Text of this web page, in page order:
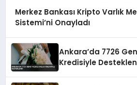
Merkez Bankası Kripto Varlık
Sistemi’ni Onayladı
Ankara’da 7726
Kredisiyle